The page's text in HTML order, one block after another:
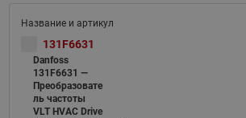
131F6631
Danfoss
131F6631 —
Преобразовате
ль частоты
VLT HVAC Drive